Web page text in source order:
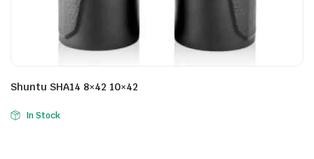
Shuntu SHA14 8×42 10×42
In Stock